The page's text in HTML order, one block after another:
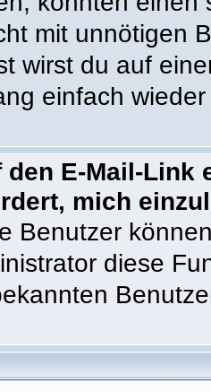
mit unnötigen
wirst du auf
einfach
den E-Mail-
mich
Benutzer
diese